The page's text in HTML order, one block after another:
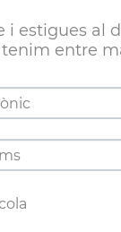
i estigues al
tenim entre